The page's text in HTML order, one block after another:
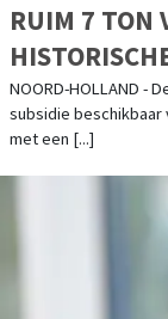
RUIM 7 TON
NOORD-HOLLAND -
subsidie beschikbaar
met een [...]